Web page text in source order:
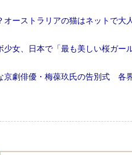
オーストラリアの猫はネットで大
少女、日本で「最も美しい桜ガー
京劇俳優・梅葆玖氏の告別式 各